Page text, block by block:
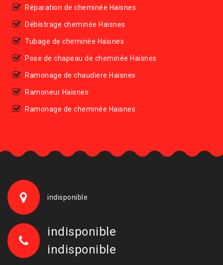
Réparation de cheminée Haisnes
Débistrage cheminée Haisnes
Tubage de cheminée Haisnes
Pose de chapeau de cheminée Haisnes
Ramonage de chaudiere Haisnes
Ramoneur Haisnes
Ramonage de cheminée Haisnes
indisponible
indisponible
indisponible